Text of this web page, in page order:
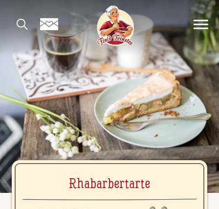
Rha­bar­bert­ar­te